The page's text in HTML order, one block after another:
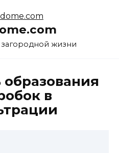
жизни
в